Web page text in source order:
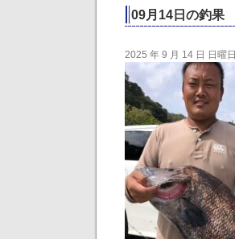
09月14日の釣果
2025 年 9 月 14 日 日曜日